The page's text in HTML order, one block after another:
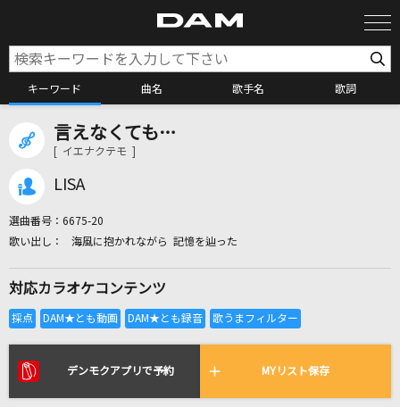
キーワード 曲名 歌手名 歌詞
カラオケ検索
全国りれき
リアルタイムで歌われている曲の一覧
言えなくても…
[ イエナクテモ ]
LISA
選曲番号： 6675-20
海風に抱かれながら 記憶を辿った
対応カラオケコンテンツ
デンモクアプリで予約 MYリスト保存